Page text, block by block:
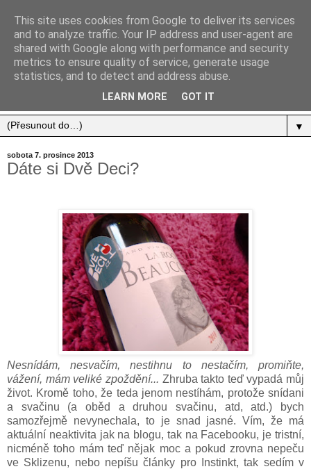
Jídlo, cestování, život.
▼
sobota 7. prosince 2013
Dáte si Dvě Deci?
Nesnídám, nesvačím, nestihnu to nestačím, promiňte,
vážení, mám veliké zpoždění... Zhruba takto teď vypadá můj
život. Kromě toho, že teda jenom nestíhám, protože snídani
a svačinu (a oběd a druhou svačinu, atd, atd.) bych
samozřejmě nevynechala, to je snad jasné. Vím, že má
aktuální neaktivita jak na blogu, tak na Facebooku, je tristní,
nicméně toho mám teď nějak moc a pokud zrovna nepeču
ve Sklizenu, nebo nepíšu články pro Instinkt, tak sedím v
This site uses cookies from Google to deliver its services
and to analyze traffic. Your IP address and user-agent are
shared with Google along with performance and security
metrics to ensure quality of service, generate usage
statistics, and to detect and address abuse.
LEARN MORE GOT IT